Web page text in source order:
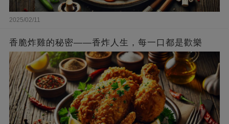
2025/02/11
香脆炸雞的秘密——香炸人生，每一口都是歡樂